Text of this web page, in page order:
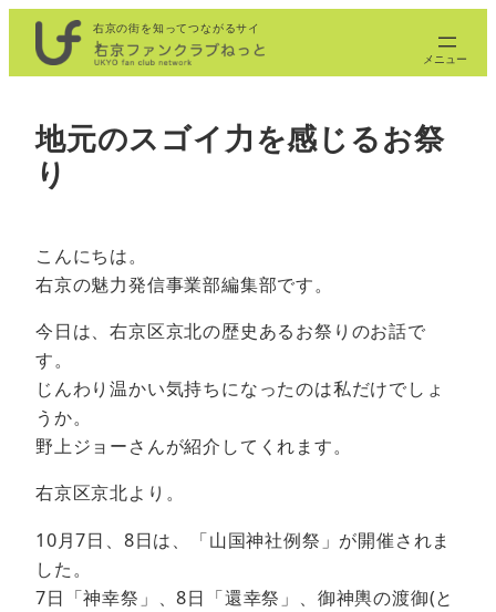
を
右京の街を知ってつながるサイ
ト
地元のスゴイ力を感じるお祭
り
こんにちは。
右京の魅力発信事業部編集部です。
今日は、右京区京北の歴史あるお祭りのお話で
す。
じんわり温かい気持ちになったのは私だけでしょ
うか。
野上ジョーさんが紹介してくれます。
右京区京北より。
10月7日、8日は、「山国神社例祭」が開催されま
した。
7日「神幸祭」、8日「還幸祭」、御神輿の渡御(と